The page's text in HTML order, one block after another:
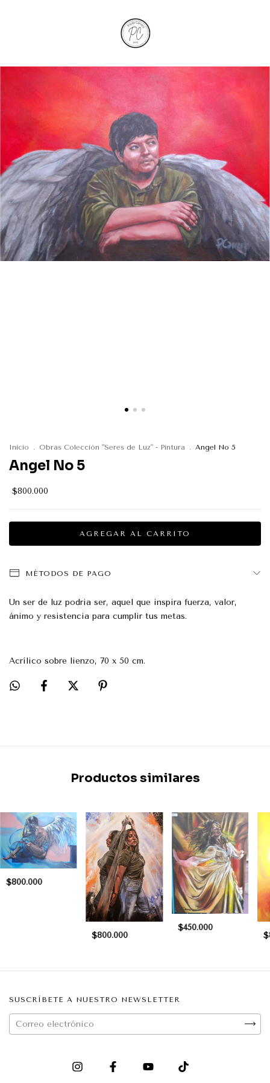
Inicio . Obras Colección "Seres de Luz" - Pintura . Angel No 5
Angel No 5
$800.000
MÉTODOS DE PAGO
Un ser de luz podria ser, aquel que inspira fuerza, valor,
ánimo y resistencia para cumplir tus metas.
Acrílico sobre lienzo, 70 x 50 cm.
Productos similares
$800.000
$800.000
$450.000
SUSCRÍBETE A NUESTRO NEWSLETTER